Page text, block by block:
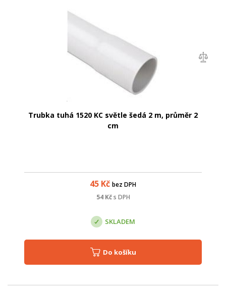
Trubka tuhá 1520 KC světle šedá 2 m, průměr 2
cm
45 Kč bez DPH
54Kč s DPH
SKLADEM
Do košíku